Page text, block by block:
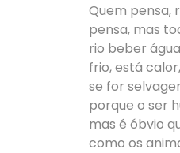
Quem pensa,
pensa, mas
rio beber
frio, está
se for
porque o ser
mas é óbvio
como os